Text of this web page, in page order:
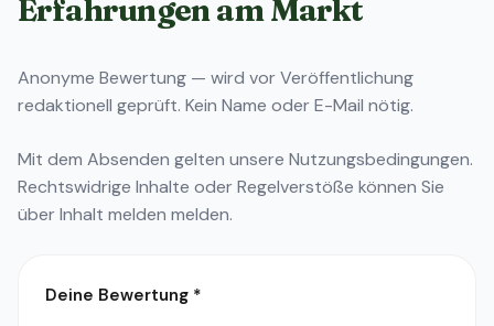
Erfahrungen am Markt
Anonyme Bewertung — wird vor Veröffentlichung
redaktionell geprüft. Kein Name oder E-Mail nötig.
Mit dem Absenden gelten unsere Nutzungsbedingungen.
Rechtswidrige Inhalte oder Regelverstöße können Sie
überInhalt melden melden.
Deine Bewertung *